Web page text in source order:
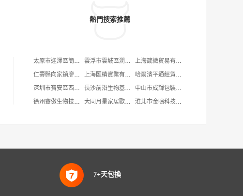
熱門搜索推薦
太原市迎澤區簡凡服飾店 雲浮市雲城區潤盛環能能源設備有限公司
上海箴微貿易有限公司
仁壽縣向家鎮廖德英茶館
上海匯績實業有限公司
哈爾濱平通經貿有限公司
深圳市寶安區西鄉好姑涼服裝商行
長沙前沿生物基因咨詢有限公司
中山市成輝包裝制品有限公司
徐州賽傲生物技術有限公司
大同月星家居歐可麗布藝軟裝館 淮北市金鳴科技發展有限責任公司
7+天包換